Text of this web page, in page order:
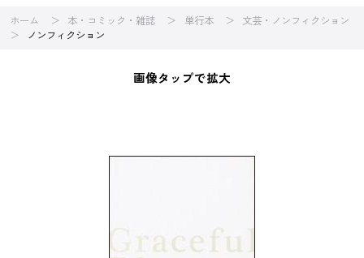
ホーム 本・コミック・雑誌 単行本
文芸・ノンフィクション
ノンフィクション
画像タップで拡大